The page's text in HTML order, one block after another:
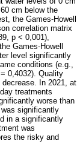
cm below the
the Games-Howell
correlation matrix
p < 0,001),
Games-Howell
level significantly
conditions (e.g.,
0,4032). Quality
In 2021, at
treatments
worse than
significantly
in a significantly
was
the risky and